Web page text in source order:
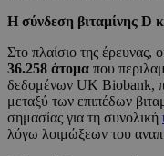
Η σύνδεση βιταμίνης D
Στο πλαίσιο της έρευνας,
36.258 άτομα που
δεδομένων UK Biobank,
μεταξύ των επιπέδων
σημασίας για τη συνολική
λόγω λοιμώξεων του